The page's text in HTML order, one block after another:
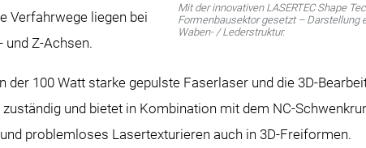
Mit der innovativen LASERTEC Shape
Formenbausektor gesetzt –
Waben- / Lederstruktur.
Verfahrwege liegen bei
und Z-Achsen.
der 100 Watt starke gepulste Faserlaser und die 3D-
und bietet in Kombination mit dem NC-
problemloses Lasertexturieren auch in 3D-Freiformen.